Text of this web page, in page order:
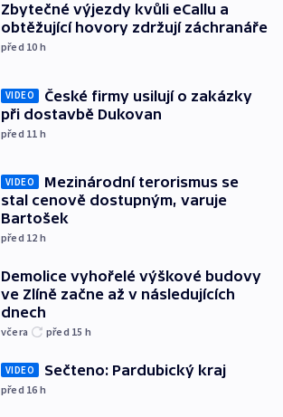
Zbytečné výjezdy kvůli eCallu a
obtěžující hovory zdržují záchranáře
před 10 h
VIDEO
České firmy usilují o zakázky
při dostavbě Dukovan
před 11 h
VIDEO
Mezinárodní terorismus se
stal cenově dostupným, varuje
Bartošek
před 12 h
Demolice vyhořelé výškové budovy
ve Zlíně začne až v následujících
dnech
včera před 15 h
VIDEO Sečteno: Pardubický kraj
před 16 h